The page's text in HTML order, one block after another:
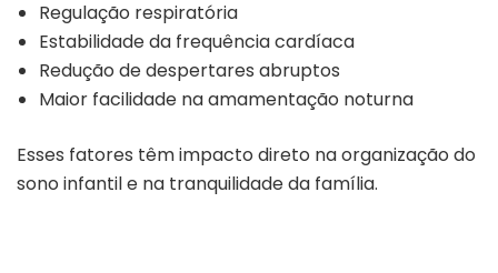
Regulação respiratória
Estabilidade da frequência cardíaca
Redução de despertares abruptos
Maior facilidade na amamentação noturna
Esses fatores têm impacto direto na organização do
sono infantil e na tranquilidade da família.